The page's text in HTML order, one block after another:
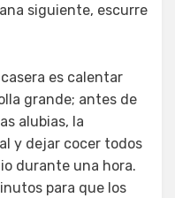
siguiente, escurre
es calentar
grande; antes de
alubias, la
y dejar cocer todos
durante una hora.
para que los